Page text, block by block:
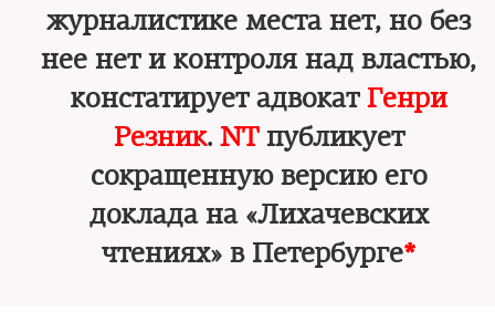
журналистике места нет, но без
нее нет и контроля над властью,
констатирует адвокат Генри
Резник. NTпубликует
сокращенную версию его
доклада на «Лихачевских
чтениях» в Петербурге*